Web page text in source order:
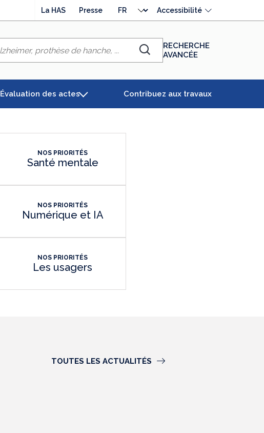
La HAS Presse
langue
Accessibilité
Chercher
RECHERCHE
AVANCÉE
Évaluation des actes Contribuez aux travaux
NOS PRIORITÉS
Santé mentale
NOS PRIORITÉS
Numérique et IA
NOS PRIORITÉS
Les usagers
TOUTES LES ACTUALITÉS